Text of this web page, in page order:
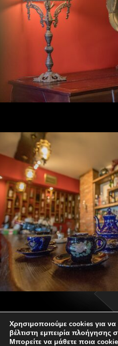
Χρησιμοποιούμε cookies για
βέλτιστη εμπειρία πλοήγησης
Μπορείτε να μάθετε ποια